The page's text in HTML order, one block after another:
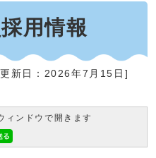
用情報
新日： 2026年7月15日 ]
ィンドウで開きます